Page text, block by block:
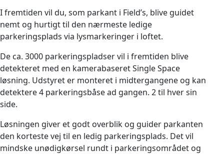
I fremtiden vil du, som parkant i Field’s, blive guidet
nemt og hurtigt til den nærmeste ledige
parkeringsplads via lysmarkeringer i loftet.
De ca. 3000 parkeringspladser vil i fremtiden blive
detekteret med en kamerabaseret Single Space
løsning. Udstyret er monteret i midtergangene og kan
detektere 4 parkeringsbåse ad gangen. 2 til hver sin
side.
Løsningen giver et godt overblik og guider parkanten
den korteste vej til en ledig parkeringsplads. Det vil
mindske unødigkørsel rundt i parkeringsområdet og